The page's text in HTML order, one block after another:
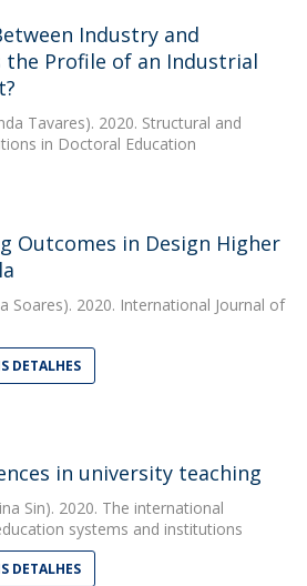
Industry and
the Profile of an Industrial
Tavares). 2020. Structural and
in Doctoral Education
Outcomes in Design Higher
Soares). 2020. International Journal of
DETALHES
in university teaching
Sin). 2020. The international
systems and institutions
DETALHES